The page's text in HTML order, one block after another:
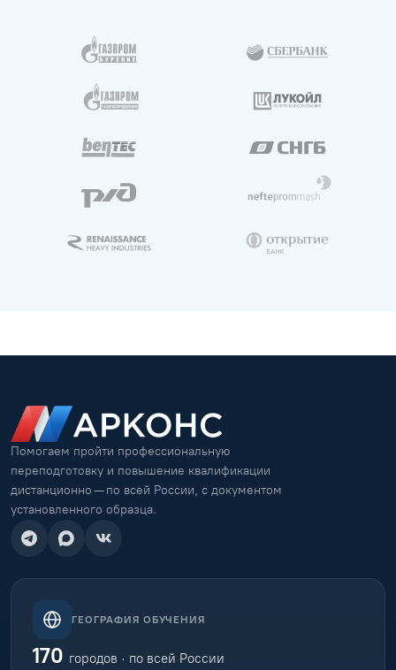
Помогаем пройти профессиональную
переподготовку и повышение квалификации
дистанционно — по всей России, с документом
установленного образца.
ГЕОГРАФИЯ ОБУЧЕНИЯ
170 городов · по всей России